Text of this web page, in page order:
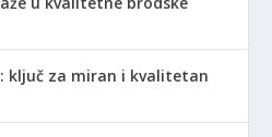
ključ za miran i kvalitetan